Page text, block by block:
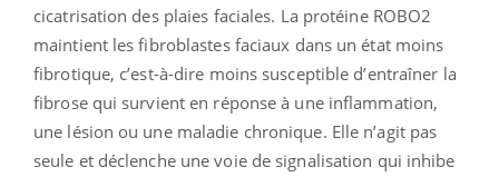
cicatrisation des plaies faciales. La protéine ROBO2
maintient les fibroblastes faciaux dans un état moins
fibrotique, c’est-à-dire moins susceptible d’entraîner la
fibrose qui survient en réponse à une inflammation,
une lésion ou une maladie chronique. Elle n’agit pas
seule et déclenche une voie de signalisation qui inhibe